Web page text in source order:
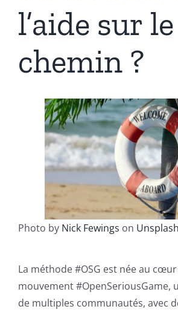
l’aide sur le
chemin ?
Photo by Nick Fewings on Unsplash
La méthode #OSG est née au
mouvement #OpenSeriousGame,
de multiples communautés, avec